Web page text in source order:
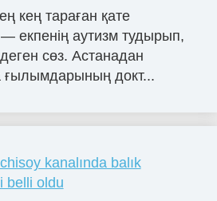
кең тараған қате
— екпенің аутизм тудырып,
сөз. Астанадан
ғылымдарының докт...
kanalında balık
belli oldu